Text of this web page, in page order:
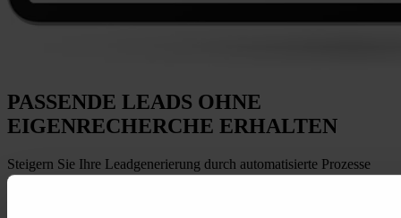
PASSENDE LEADS OHNE
EIGENRECHERCHE ERHALTEN
Steigern Sie Ihre Leadgenerierung durch automatisierte Prozesse
und KI-Technologie. Ihre Recherchezeit wird deutlich reduziert.